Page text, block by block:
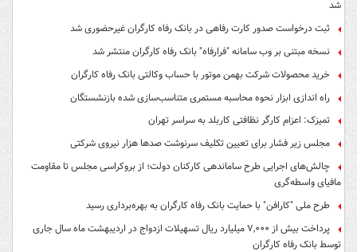
شد
ثبت درخواست صدور کارت رفاهی در بانک رفاه کارگران غیرحضوری شد
نسخه مبتنی بر وب سامانه "فرارفاه" بانک رفاه کارگران منتشر شد
خرید محصولات شرکت بهمن موتور با حساب وکالتی بانک رفاه کارگران
راه اندازی ابزار نحوه محاسبه مستمری متناسب‌سازی شده بازنشستگان
تمیزک: اعزام کارگر نظافتی کاربلد به سراسر تهران
مجلس زیر فشار برای تعیین تکلیف سرنوشت صدها هزار نیروی شرکتی
چالش‌های اجرایی طرح ساماندهی کارکنان دولت؛ از بروکراسی مجلس تا مقاومت
مافیای واسطه‌گری
طرح ملی "کارافن" با حمایت بانک رفاه کارگران به بهره‌برداری رسید
پرداخت بیش از ۷,۰۰۰ میلیارد ریال تسهیلات ازدواج در اردیبهشت ماه سال جاری
توسط بانک رفاه کارگران